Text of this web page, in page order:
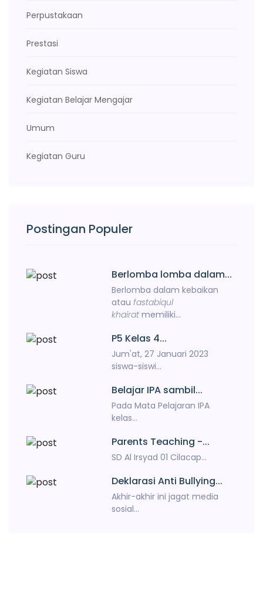
Perpustakaan
Prestasi
Kegiatan Siswa
Kegiatan Belajar Mengajar
Umum
Kegiatan Guru
Postingan Populer
Berlomba lomba dalam...
Berlomba dalam kebaikan
atau fastabiqul
khairat memiliki...
P5 Kelas 4...
Jum'at, 27 Januari 2023
siswa-siswi...
Belajar IPA sambil...
Pada Mata Pelajaran IPA
kelas...
Parents Teaching -...
SD Al Irsyad 01 Cilacap...
Deklarasi Anti Bullying...
Akhir-akhir ini jagat media
sosial...